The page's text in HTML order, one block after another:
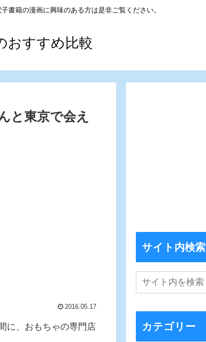
書籍の漫画に興味のある方は是非ご覧ください。
おすすめ比較
と東京で会え
2016.05.17
に、おもちゃの専門店
サイト内検索
カテゴリー